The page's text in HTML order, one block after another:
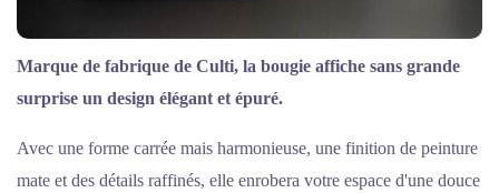
Marque de fabrique de Culti, la bougie affiche sans grande
surprise un design élégant et épuré.
Avec une forme carrée mais harmonieuse, une finition de peinture
mate et des détails raffinés, elle enrobera votre espace d'une douce